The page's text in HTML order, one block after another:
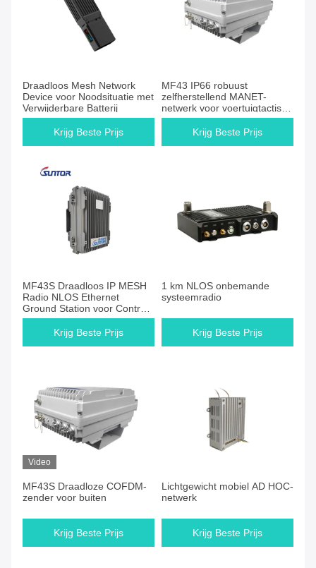
Draadloos Mesh Network
Device voor Noodsituatie met
Verwijderbare Batterij
Krijg Beste Prijs
MF43 IP66 robuust
zelfherstellend MANET-
netwerk voor voertuigtactisch
apparaat
Krijg Beste Prijs
MF43S Draadloos IP MESH
Radio NLOS Ethernet
Ground Station voor Control
Center
Krijg Beste Prijs
1 km NLOS onbemande
systeemradio
Krijg Beste Prijs
Video
MF43S Draadloze COFDM-
zender voor buiten
Krijg Beste Prijs
Lichtgewicht mobiel AD HOC-
netwerk
Krijg Beste Prijs